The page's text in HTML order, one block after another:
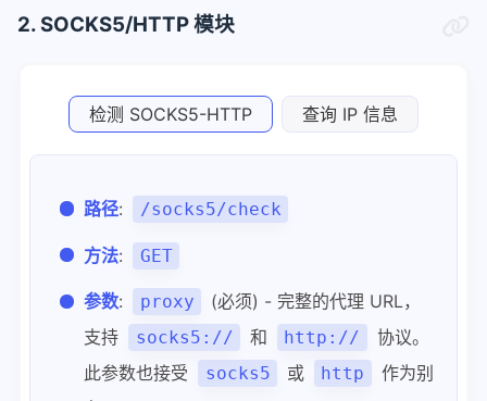
2. SOCKS5/HTTP 模块
检测 SOCKS5-HTTP 查询 IP 信息
路径: /socks5/check
方法: GET
参数: proxy
(必须) - 完整的代理 URL，
支持
socks5:// 和 http://
协议。
此参数也接受
socks5 或 http
作为别